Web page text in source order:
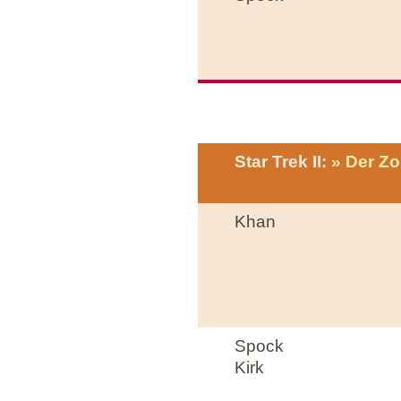
Star Trek II: Der
Khan
Spock
Kirk